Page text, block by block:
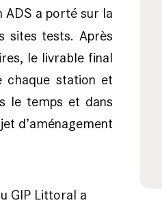
ADS a porté sur la
sites tests. Après
le livrable final
chaque station et
le temps et dans
d’aménagement
GIP Littoral a